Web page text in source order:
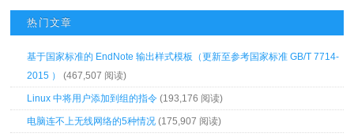
热门文章
基于国家标准的 EndNote 输出样式模板（更新至参考国家标准 GB/T 7714-
2015 ）
(467,507 阅读)
Linux 中将用户添加到组的指令 (193,176 阅读)
电脑连不上无线网络的5种情况 (175,907 阅读)